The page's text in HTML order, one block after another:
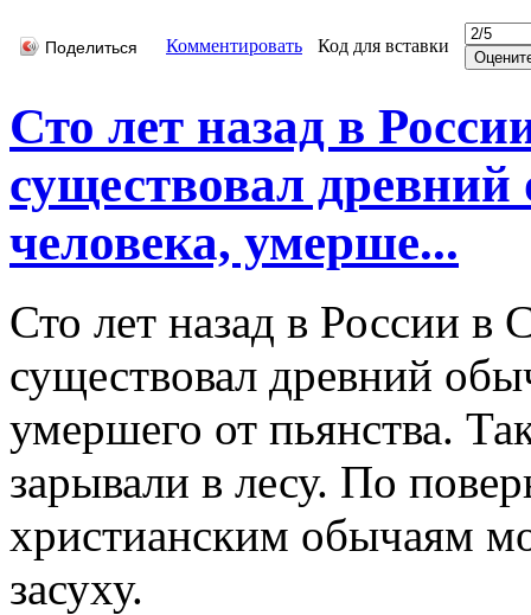
Поделиться Комментировать Код для вставки
Сто лет назад в
существовал
человека, умерше...
Сто лет назад в России в
существовал древний
умершего от пьянства.
зарывали в лесу. По
христианским обычаям
засуху.